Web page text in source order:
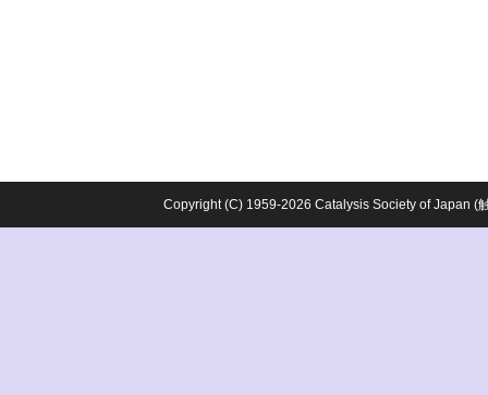
Copyright (C) 1959-2026 Catalysis Society of Japan (